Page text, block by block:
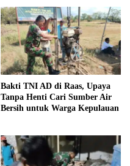
Bakti TNI AD di Raas, Upaya
Tanpa Henti Cari Sumber Air
Bersih untuk Warga Kepulauan